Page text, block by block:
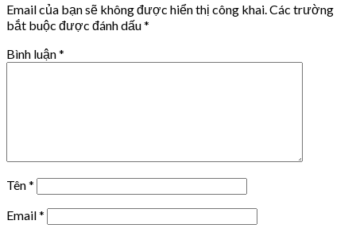
Email của bạn sẽ không được hiển thị công khai. Các trường
bắt buộc được đánh dấu*
Bình luận*
Tên*
Email*